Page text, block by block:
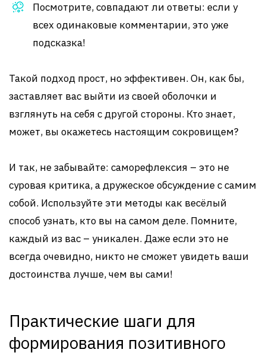
Посмотрите, совпадают ли ответы: если у
всех одинаковые комментарии, это уже
подсказка!
Такой подход прост, но эффективен. Он, как бы,
заставляет вас выйти из своей оболочки и
взглянуть на себя с другой стороны. Кто знает,
может, вы окажетесь настоящим сокровищем?
И так, не забывайте: саморефлексия – это не
суровая критика, а дружеское обсуждение с самим
собой. Используйте эти методы как весёлый
способ узнать, кто вы на самом деле. Помните,
каждый из вас – уникален. Даже если это не
всегда очевидно, никто не сможет увидеть ваши
достоинства лучше, чем вы сами!
Практические шаги для
формирования позитивного